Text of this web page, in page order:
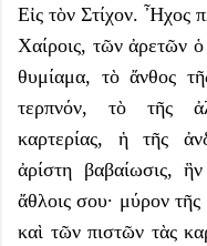
Εἰς τὸν Στίχον. Ἦχος
Χαίροις, τῶν ἀρετῶν
θυμίαμα, τὸ ἄνθος
τερπνόν, τὸ τῆς
καρτερίας, ἡ τῆς
ἀρίστη βαβαίωσις,
ἄθλοις σου· μύρον
καὶ τῶν πιστῶν τὰς